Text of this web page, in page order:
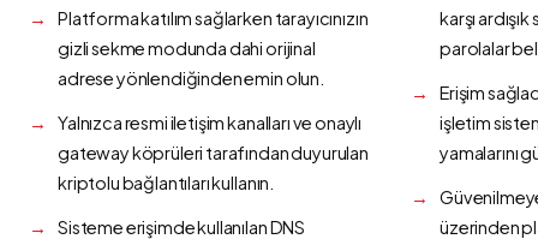
Platforma katılım sağlarken tarayıcınızın
gizli sekme modunda dahi orijinal
adrese yönlendiğinden emin olun.
Yalnızca resmi iletişim kanalları ve onaylı
gateway köprüleri tarafından duyurulan
kriptolu bağlantıları kullanın.
Sisteme erişimde kullanılan DNS
karşı
parolalar
Erişim
işletim
yamalarını
üzerinden